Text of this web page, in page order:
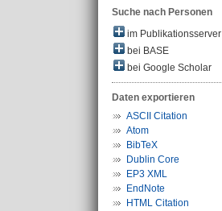
Suche nach Personen
im Publikationsserver
bei BASE
bei Google Scholar
Daten exportieren
ASCII Citation
Atom
BibTeX
Dublin Core
EP3 XML
EndNote
HTML Citation